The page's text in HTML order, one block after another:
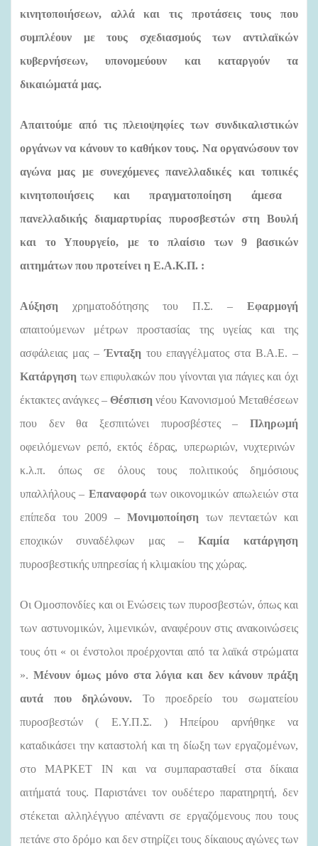
κινητοποιήσεων, αλλά και τις προτάσεις τους που
συμπλέουν με τους σχεδιασμούς των αντιλαϊκών
κυβερνήσεων, υπονομεύουν και καταργούν τα
δικαιώματά μας.
Απαιτούμε από τις πλειοψηφίες των συνδικαλιστικών
οργάνων να κάνουν το καθήκον τους. Να οργανώσουν τον
αγώνα μας με συνεχόμενες πανελλαδικές και τοπικές
κινητοποιήσεις και πραγματοποίηση άμεσα
πανελλαδικής διαμαρτυρίας πυροσβεστών στη Βουλή
και το Υπουργείο, με το πλαίσιο των9 βασικών
αιτημάτων που προτείνει η Ε.Α.Κ.Π. :
Αύξηση χρηματοδότησης του Π.Σ. – Εφαρμογή
απαιτούμενων μέτρων προστασίας της υγείας και της
ασφάλειας μας –Ένταξη του επαγγέλματος στα Β.Α.Ε. –
Κατάργηση των επιφυλακών που γίνονται για πάγιες και όχι
έκτακτες ανάγκες – Θέσπιση νέου Κανονισμού Μεταθέσεων
που δεν θα ξεσπιτώνει πυροσβέστες – Πληρωμή
οφειλόμενων ρεπό, εκτός έδρας, υπερωριών, νυχτερινών
κ.λ.π. όπως σε όλους τους πολιτικούς δημόσιους
υπαλλήλους – Επαναφοράτων οικονομικών απωλειών στα
επίπεδα του 2009 – Μονιμοποίηση των πενταετών και
εποχικών συναδέλφων μας – Καμία
κατάργηση
πυροσβεστικής υπηρεσίας ή κλιμακίου της χώρας.
Οι Ομοσπονδίες και οι Ενώσεις των πυροσβεστών, όπως και
των αστυνομικών, λιμενικών, αναφέρουν στις ανακοινώσεις
τους ότι « οι ένστολοι προέρχονται από τα λαϊκά στρώματα
». Μένουν όμως μόνο στα λόγια και δεν κάνουν πράξη
αυτά που δηλώνουν. Το προεδρείο του σωματείου
πυροσβεστών ( Ε.Υ.Π.Σ. ) Ηπείρου αρνήθηκε να
καταδικάσει την καταστολή και τη δίωξη των εργαζομένων,
στο ΜΑΡΚΕΤ ΙΝ και να συμπαρασταθεί στα δίκαια
αιτήματά τους. Παριστάνει τον ουδέτερο παρατηρητή, δεν
στέκεται αλληλέγγυο απέναντι σε εργαζόμενους που τους
πετάνε στο δρόμο και δεν στηρίζει τους δίκαιους αγώνες των